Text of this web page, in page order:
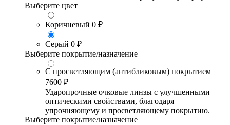
Выберите цвет
Коричневый 0 ₽
Серый 0 ₽
Выберите покрытие/назначение
С просветляющим (антибликовым) покрытием
7600 ₽
Ударопрочные очковые линзы с улучшенными
оптическими свойствами, благодаря
упрочняющему и просветляющему покрытию.
Выберите покрытие/назначение